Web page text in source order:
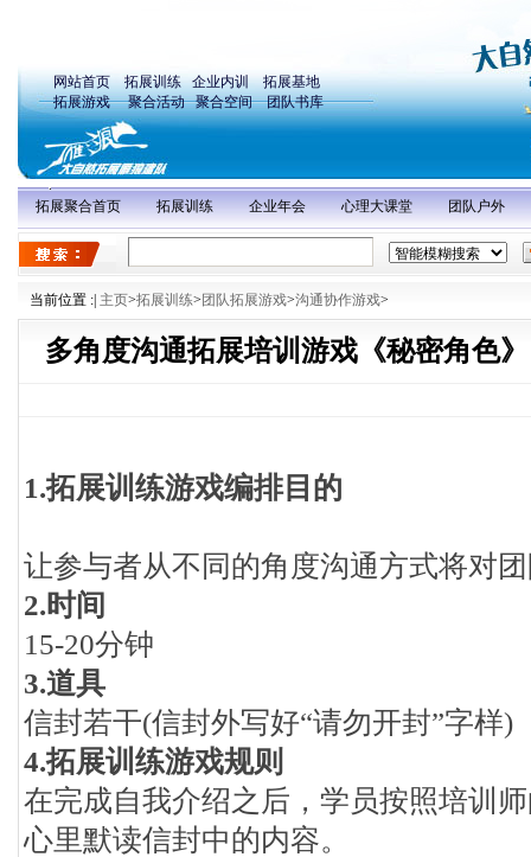
网站首页 拓展训练 企业内训
拓展基地
拓展游戏
聚合活动 聚合空间 团队书库
拓展聚合首页 拓展训练 企业年会 心理大课堂 团队户外
当前位置 :| 主页>拓展训练> 团队拓展游戏>沟通协作游戏>
多角度沟通拓展培训游戏《秘密角色》
1.拓展训练游戏编排目的
让参与者从不同的角度沟通方式将对
2.时间
15-20分钟
3.道具
信封若干(信封外写好“请勿开封”字样)
4.拓展训练游戏规则
在完成自我介绍之后，学员按照培训
心里默读信封中的内容。